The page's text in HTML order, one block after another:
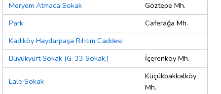
Meryem Atmaca Sokak
Göztepe Mh.
Park
Caferağa Mh.
Kadıköy Haydarpaşa Rıhtım Caddesi
Büyükyurt Sokak (G-33 Sokak.)
İçerenköy Mh.
Lale Sokak
Küçükbakkalköy
Mh.